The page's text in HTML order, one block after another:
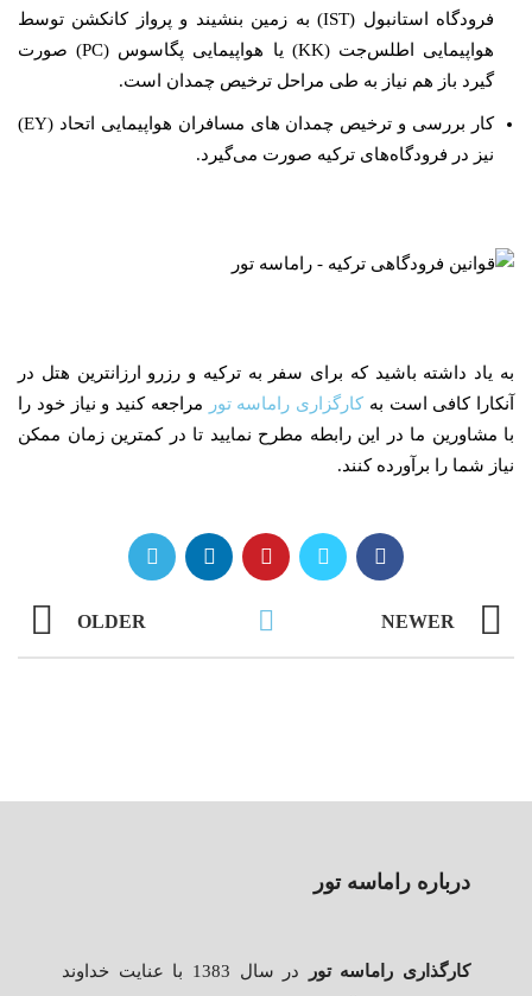
فرودگاه استانبول (IST) به زمین بنشیند و پرواز کانکشن توسط
هواپیمایی اطلس‌جت (KK) یا هواپیمایی پگاسوس (PC) صورت
گیرد باز هم نیاز به طی مراحل ترخیص چمدان است.
کار بررسی و ترخیص چمدان های مسافران هواپیمایی اتحاد (EY)
نیز در فرودگاه‌های ترکیه صورت می‌گیرد.
به یاد داشته باشید که برای سفر به ترکیه و رزرو ارزانترین هتل در
آنکارا کافی است به کارگزاری راماسه تور
مراجعه کنید و نیاز خود را
با مشاورین ما در این رابطه مطرح نمایید تا در کمترین زمان ممکن
نیاز شما را برآورده کنند.
NEWER
OLDER
درباره راماسه تور
کارگذاری راماسه تور
در سال 1383 با عنایت خداوند